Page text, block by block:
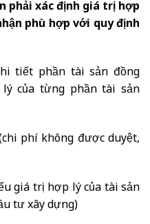
phải xác định giá trị hợp
phù hợp với quy định
tiết phần tài sản đồng
của từng phần tài sản
phí không được duyệt,
giá trị hợp lý của tài sản
tư xây dựng)